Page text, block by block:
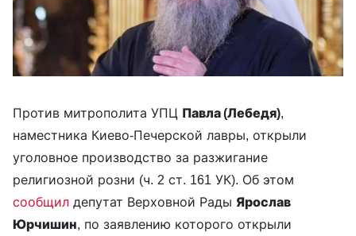
Против митрополита УПЦ Павла (Лебедя),
наместника Киево-Печерской лавры, открыли
уголовное производство за разжигание
религиозной розни (ч. 2 ст. 161 УК). Об этом
сообщил депутат Верховной Рады Ярослав
Юрчишин, по заявлению которого открыли